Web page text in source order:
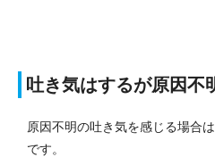
吐き気はするが原因不
原因不明の吐き気を感じる場合
です。